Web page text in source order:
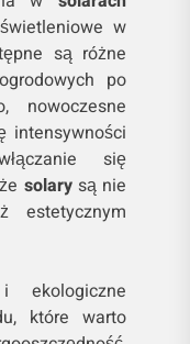
w
są różne
po
nowoczesne
intensywności
się
solarysą nie
estetycznym
ekologiczne
które warto